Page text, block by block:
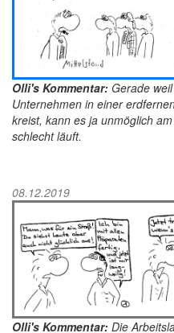
Olli's Kommentar: Gerade
Unternehmen in einer
kreist, kann es ja unmöglich
schlecht läuft.
08.12.2019
Olli's Kommentar: Die